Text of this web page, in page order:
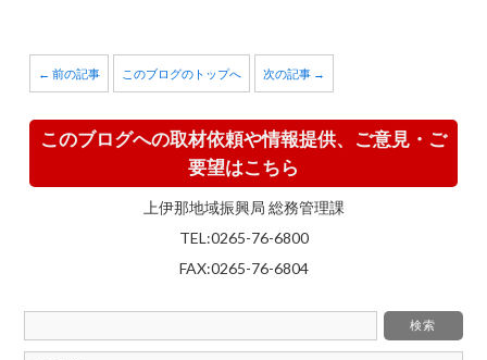
← 前の記事 このブログのトップへ 次の記事 →
このブログへの取材依頼や情報提供、ご意見・ご
要望はこちら
上伊那地域振興局 総務管理課
TEL:0265-76-6800
FAX:0265-76-6804